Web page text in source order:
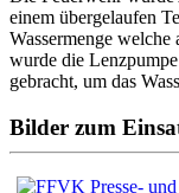
einem übergelaufen
Wassermenge
wurde die
gebracht, um das
Bilder zum